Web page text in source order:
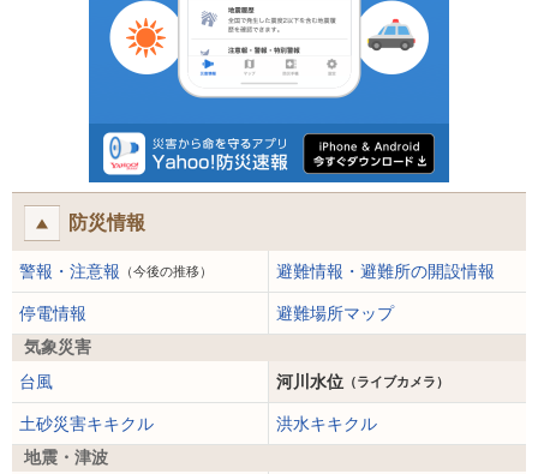
防災情報
警報・注意報 （今後の推移） 避難情報・避難所の開設情報
停電情報
避難場所マップ
気象災害
台風
河川水位 （ライブカメラ）
土砂災害キキクル
洪水キキクル
地震・津波